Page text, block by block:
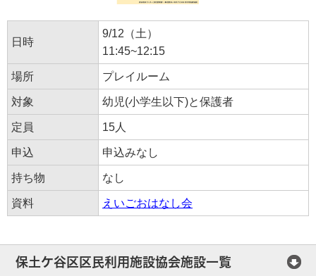
日時
9/12（土）
11:45~12:15
場所 プレイルーム
対象 幼児(小学生以下)と保護者
定員 15人
申込 申込みなし
持ち物 なし
資料 えいごおはなし会
保土ケ谷区区民利用施設協会施設一覧